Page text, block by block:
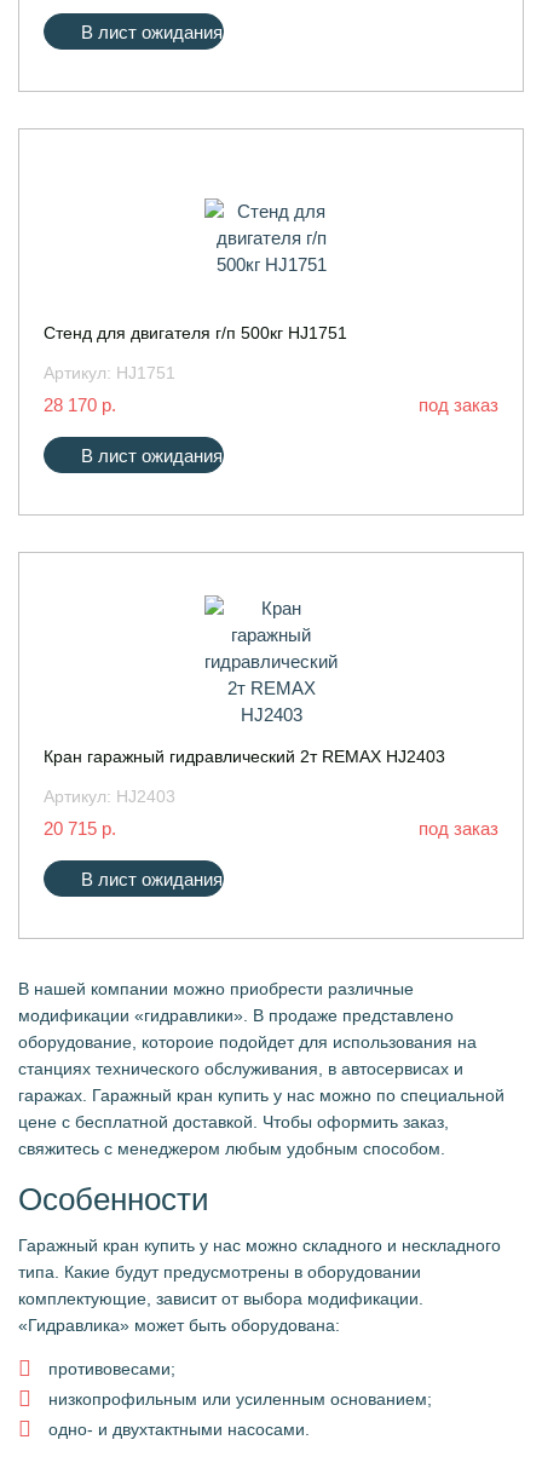
В лист ожидания
Стенд для двигателя г/п 500кг HJ1751
Артикул: HJ1751
28 170 р. под заказ
В лист ожидания
Кран гаражный гидравлический 2т REMAX HJ2403
Артикул: HJ2403
20 715 р. под заказ
В лист ожидания
В нашей компании можно приобрести различные
модификации «гидравлики». В продаже представлено
оборудование, котороие подойдет для использования на
станциях технического обслуживания, в автосервисах и
гаражах. Гаражный кран купить у нас можно по специальной
цене с бесплатной доставкой. Чтобы оформить заказ,
свяжитесь с менеджером любым удобным способом.
Особенности
Гаражный кран купить у нас можно складного и нескладного
типа. Какие будут предусмотрены в оборудовании
комплектующие, зависит от выбора модификации.
«Гидравлика» может быть оборудована:
противовесами;
низкопрофильным или усиленным основанием;
одно- и двухтактными насосами.